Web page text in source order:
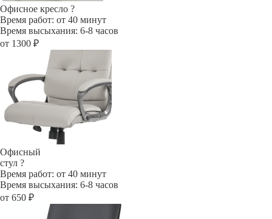
Офисное кресло ?
Время работ: от 40 минут
Время высыхания: 6-8 часов
от 1300 ₽
Офисный
стул ?
Время работ: от 40 минут
Время высыхания: 6-8 часов
от 650 ₽